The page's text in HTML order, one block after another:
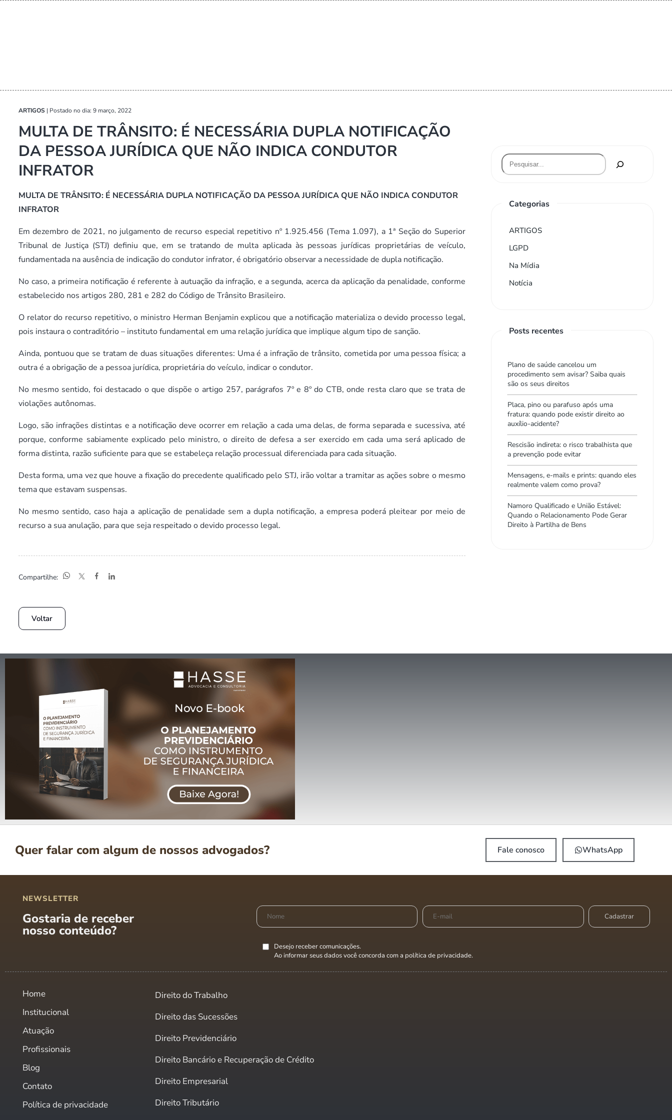
ARTIGOS | Postado no dia: 9 março, 2022
MULTA DE TRÂNSITO: É NECESSÁRIA DUPLA NOTIFICAÇÃO
DA PESSOA JURÍDICA QUE NÃO INDICA CONDUTOR
INFRATOR
MULTA DE TRÂNSITO: É NECESSÁRIA DUPLA NOTIFICAÇÃO DA PESSOA JURÍDICA QUE NÃO INDICA CONDUTOR
INFRATOR
Em dezembro de 2021, no julgamento de recurso especial repetitivo nº 1.925.456 (Tema 1.097), a 1ª Seção do Superior
Tribunal de Justiça (STJ) definiu que, em se tratando de multa aplicada às pessoas jurídicas proprietárias de veículo,
fundamentada na ausência de indicação do condutor infrator, é obrigatório observar a necessidade de dupla notificação.
No caso, a primeira notificação é referente à autuação da infração, e a segunda, acerca da aplicação da penalidade, conforme
estabelecido nos artigos 280, 281 e 282 do Código de Trânsito Brasileiro.
O relator do recurso repetitivo, o ministro Herman Benjamin explicou que a notificação materializa o devido processo legal,
pois instaura o contraditório – instituto fundamental em uma relação jurídica que implique algum tipo de sanção.
Ainda, pontuou que se tratam de duas situações diferentes: Uma é a infração de trânsito, cometida por uma pessoa física; a
outra é a obrigação de a pessoa jurídica, proprietária do veículo, indicar o condutor.
No mesmo sentido, foi destacado o que dispõe o artigo 257, parágrafos 7º e 8º do CTB, onde resta claro que se trata de
violações autônomas.
Logo, são infrações distintas e a notificação deve ocorrer em relação a cada uma delas, de forma separada e sucessiva, até
porque, conforme sabiamente explicado pelo ministro, o direito de defesa a ser exercido em cada uma será aplicado de
forma distinta, razão suficiente para que se estabeleça relação processual diferenciada para cada situação.
Desta forma, uma vez que houve a fixação do precedente qualificado pelo STJ, irão voltar a tramitar as ações sobre o mesmo
tema que estavam suspensas.
No mesmo sentido, caso haja a aplicação de penalidade sem a dupla notificação, a empresa poderá pleitear por meio de
recurso a sua anulação, para que seja respeitado o devido processo legal.
Compartilhe:
Voltar
Categorias
ARTIGOS
LGPD
Na Mídia
Notícia
Posts recentes
Plano de saúde cancelou um
procedimento sem avisar? Saiba quais
são os seus direitos
Placa, pino ou parafuso após uma
fratura: quando pode existir direito ao
auxílio-acidente?
Rescisão indireta: o risco trabalhista que
a prevenção pode evitar
Mensagens, e-mails e prints: quando eles
realmente valem como prova?
Namoro Qualificado e União Estável:
Quando o Relacionamento Pode Gerar
Direito à Partilha de Bens
Quer falar com algum de nossos advogados? Fale conosco WhatsApp
NEWSLETTER
Gostaria de receber
nosso conteúdo?
Desejo receber comunicações.
Ao informar seus dados você concorda com a política de privacidade.
Home
Institucional
Atuação
Profissionais
Blog
Contato
Política de privacidade
Direito do Trabalho
Direito das Sucessões
Direito Previdenciário
Direito Bancário e Recuperação de Crédito
Direito Empresarial
Direito Tributário